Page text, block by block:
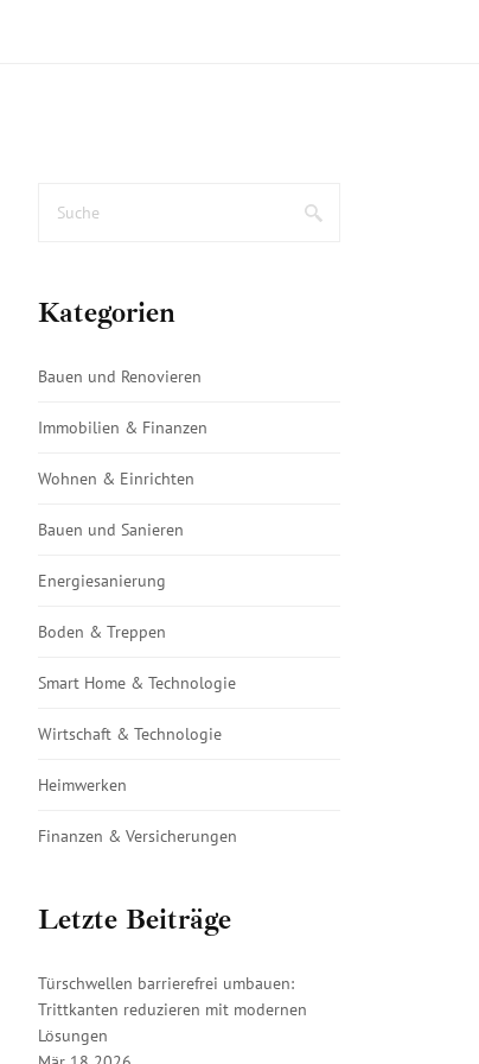
Kategorien
Bauen und Renovieren
Immobilien & Finanzen
Wohnen & Einrichten
Bauen und Sanieren
Energiesanierung
Boden & Treppen
Smart Home & Technologie
Wirtschaft & Technologie
Heimwerken
Finanzen & Versicherungen
Letzte Beiträge
Türschwellen barrierefrei umbauen:
Trittkanten reduzieren mit modernen
Lösungen